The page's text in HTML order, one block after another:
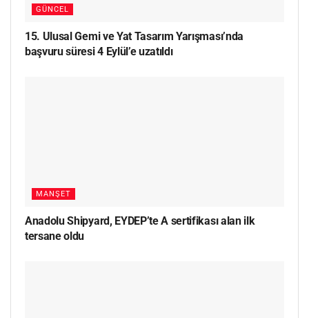
GÜNCEL
15. Ulusal Gemi ve Yat Tasarım Yarışması’nda
başvuru süresi 4 Eylül’e uzatıldı
MANŞET
Anadolu Shipyard, EYDEP’te A sertifikası alan ilk
tersane oldu